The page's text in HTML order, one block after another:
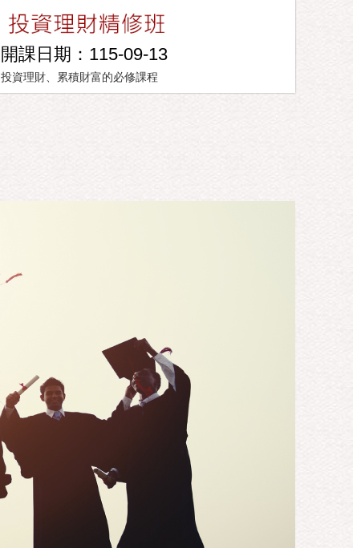
開課日期：115-09-13
投資理財、累積財富的必修課程